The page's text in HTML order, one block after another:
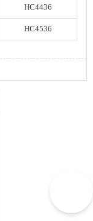
HC4436
HC4536